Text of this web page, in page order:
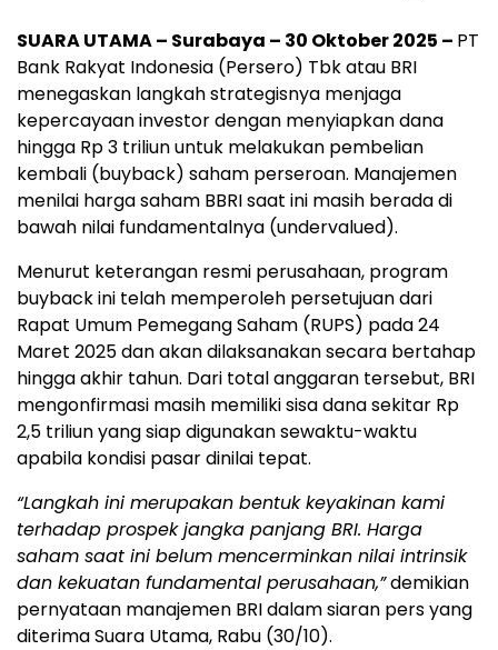
SUARA UTAMA – Surabaya – 30 Oktober 2025 – PT
Bank Rakyat Indonesia (Persero) Tbk atau BRI
menegaskan langkah strategisnya menjaga
kepercayaan investor dengan menyiapkan dana
hingga Rp 3 triliun untuk melakukan pembelian
kembali (buyback) saham perseroan. Manajemen
menilai harga saham BBRI saat ini masih berada di
bawah nilai fundamentalnya (undervalued).
Menurut keterangan resmi perusahaan, program
buyback ini telah memperoleh persetujuan dari
Rapat Umum Pemegang Saham (RUPS) pada 24
Maret 2025 dan akan dilaksanakan secara bertahap
hingga akhir tahun. Dari total anggaran tersebut, BRI
mengonfirmasi masih memiliki sisa dana sekitar Rp
2,5 triliun yang siap digunakan sewaktu-waktu
apabila kondisi pasar dinilai tepat.
“Langkah ini merupakan bentuk keyakinan kami
terhadap prospek jangka panjang BRI. Harga
saham saat ini belum mencerminkan nilai intrinsik
dan kekuatan fundamental perusahaan,”demikian
pernyataan manajemen BRI dalam siaran pers yang
diterima Suara Utama, Rabu (30/10).